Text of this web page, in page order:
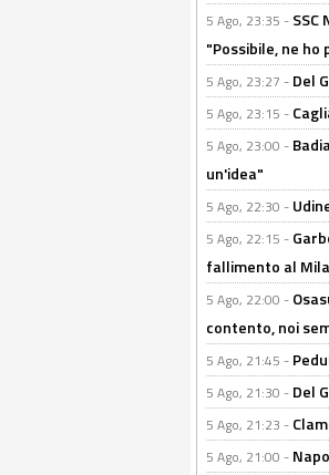
5 Ago, 23:35 -
"Possibile, ne ho
5 Ago, 23:27 - Del
5 Ago, 23:15 -
5 Ago, 23:00 -
un'idea"
5 Ago, 22:30 -
5 Ago, 22:15 -
fallimento al
5 Ago, 22:00 -
contento, noi
5 Ago, 21:45 -
5 Ago, 21:30 - Del
5 Ago, 21:23 -
5 Ago, 21:00 -